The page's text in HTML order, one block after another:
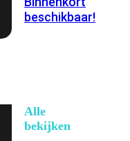
beschikbaar!
Alle
bekijken